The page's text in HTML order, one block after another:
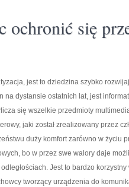
ochronić się
jest to dziedzina szybko
na dystansie ostatnich lat, jest
się wszelkie przedmioty
jaki został zrealizowany przez
duży komfort zarówno w życiu
bo w przez swe walory daje
Jest to bardzo
tworzący urządzenia do